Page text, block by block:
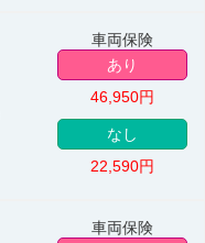
車両保険
あり
46,950円
なし
22,590円
車両保険